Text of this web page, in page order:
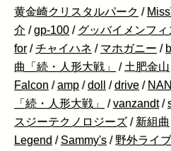
黄金崎クリスタルパーク /
介 /gp-100 / グッバイメンフィ
for /チャイハネ / マホガニー /
曲「続・人形大戦」
/ 土肥金山
Falcon /amp /doll /drive /
「続・人形大戦」
/vanzandt /
スジーテクノロジーズ / 新組曲
Legend /Sammy's / 野外ライ